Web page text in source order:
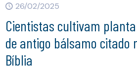
26/02/2025
Cientistas cultivam planta
de antigo bálsamo citado
Bíblia